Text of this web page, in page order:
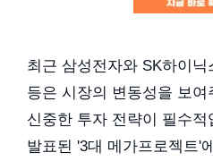
최근 삼성전자와 SK하이
등은 시장의 변동성을 보여
신중한 투자 전략이 필수적
발표된 '3대 메가프로젝트'